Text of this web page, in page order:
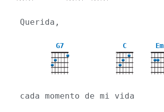
Querida,
G7 C
X
Em
cada momento de mi vida